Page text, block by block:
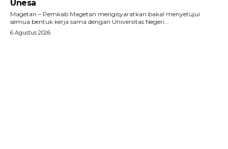
Unesa
Magetan – Pemkab Magetan mengisyaratkan bakal menyetujui
semua bentuk kerja sama dengan Universitas Negeri...
6 Agustus 2026